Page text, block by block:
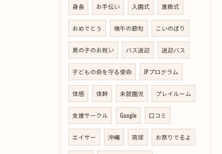
身長 お手伝い 入園式 進級式
おめでとう 端午の節句 こいのぼり
男の子のお祝い バス送迎 送迎バス
子どもの命を守る使命 JPプログラム
体感 体幹 未就園児 プレイルーム
支援サークル Google 口コミ
エイサー 沖縄 琉球 お祭りでるよ